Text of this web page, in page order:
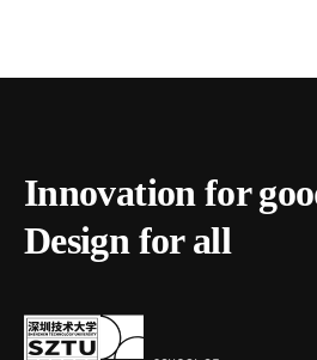
Innovation for
Design for all